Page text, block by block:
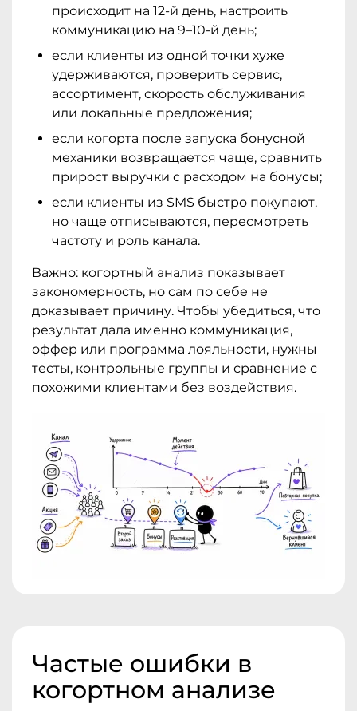
происходит на 12-й день, настроить
коммуникацию на 9–10-й день;
если клиенты из одной точки хуже
удерживаются, проверить сервис,
ассортимент, скорость обслуживания
или локальные предложения;
если когорта после запуска бонусной
механики возвращается чаще, сравнить
прирост выручки с расходом на бонусы;
если клиенты из SMS быстро покупают,
но чаще отписываются, пересмотреть
частоту и роль канала.
Важно: когортный анализ показывает
закономерность, но сам по себе не
доказывает причину. Чтобы убедиться, что
результат дала именно коммуникация,
оффер или программа лояльности, нужны
тесты, контрольные группы и сравнение с
похожими клиентами без воздействия.
Частые ошибки в
когортном анализе